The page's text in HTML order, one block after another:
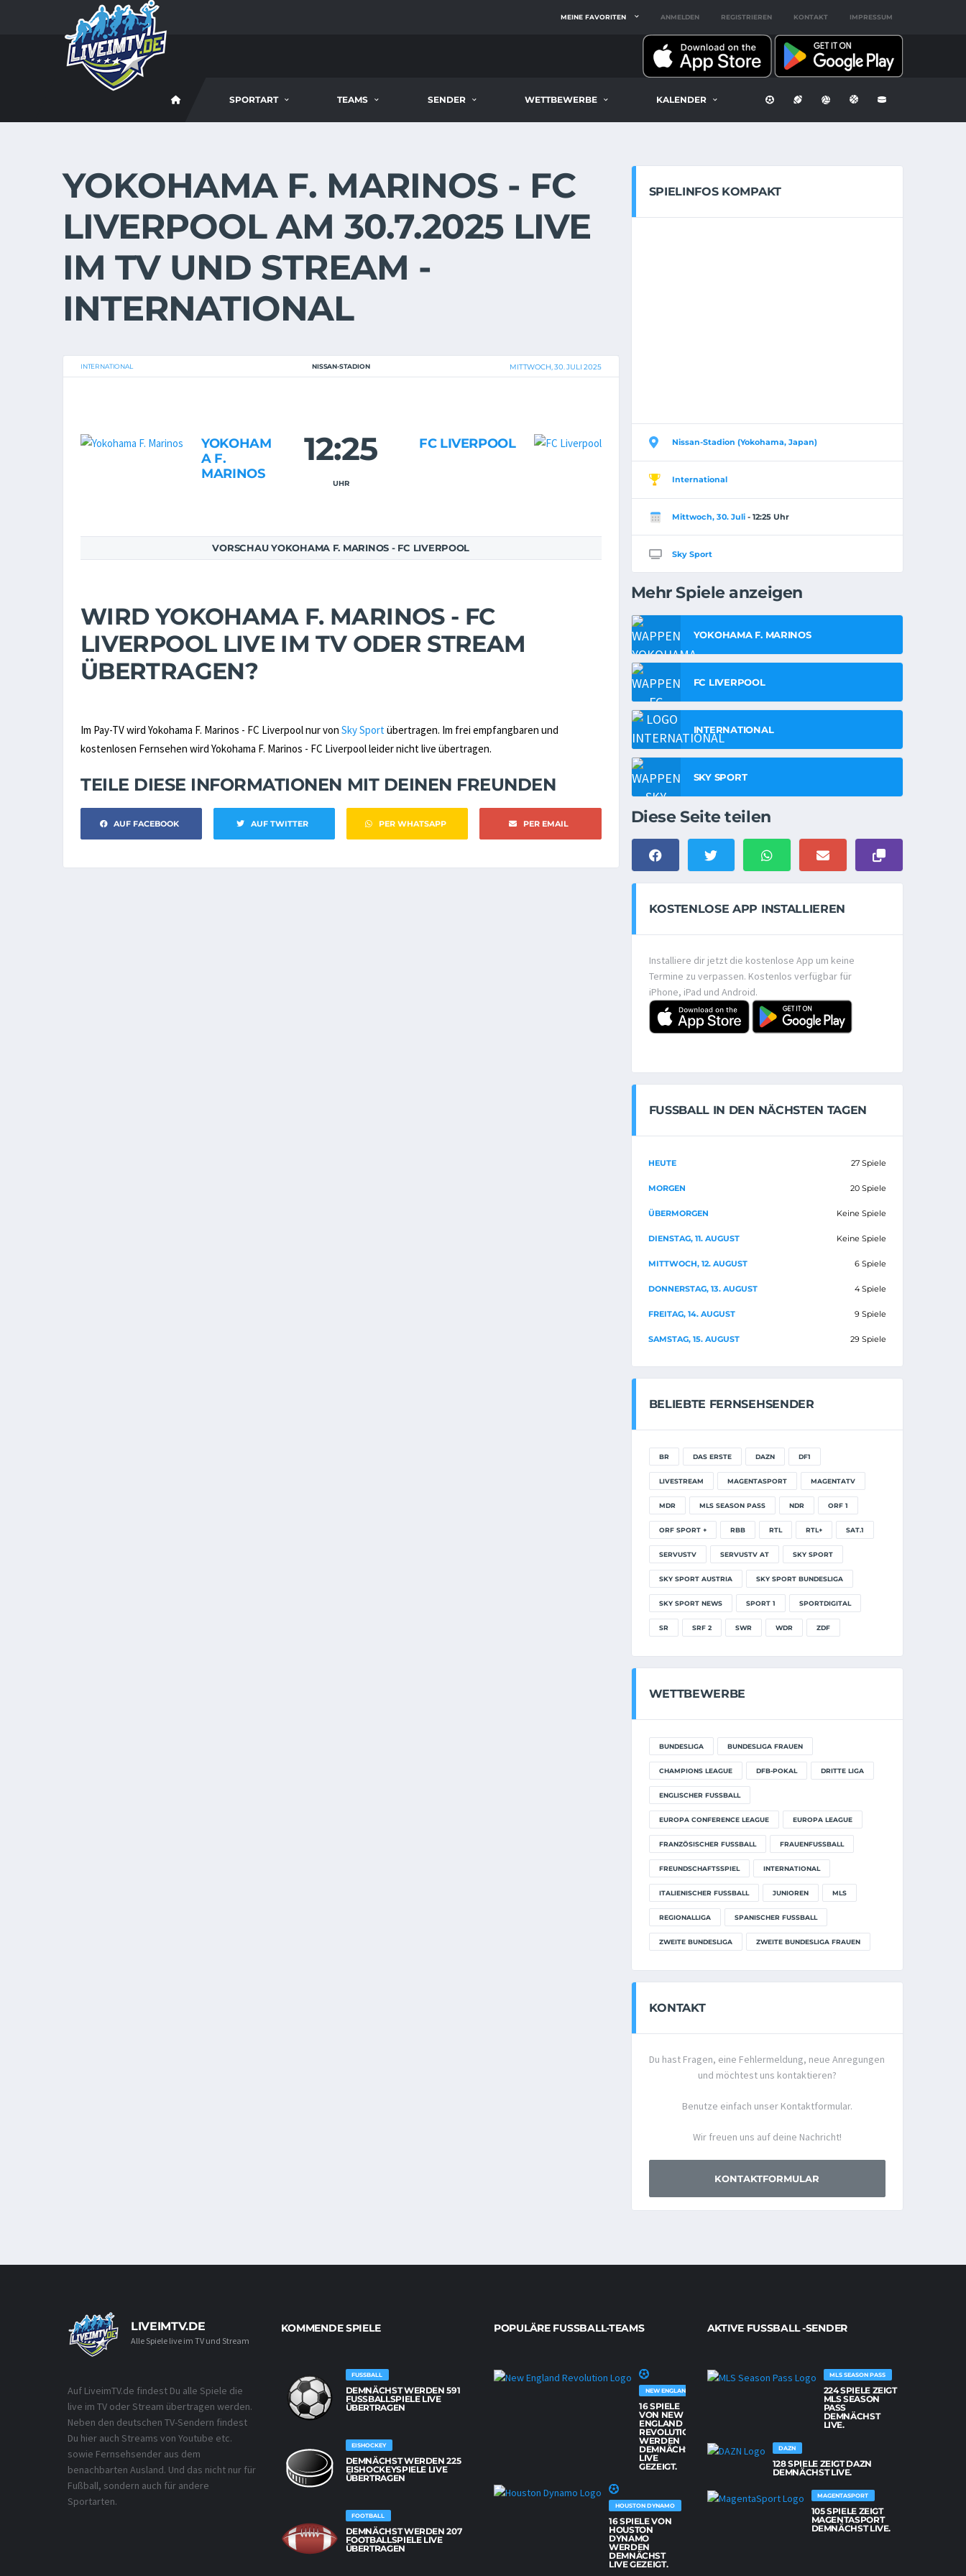
MEINE FAVORITEN ANMELDEN REGISTRIEREN KONTAKT IMPRESSUM
SPORTART TEAMS SENDER WETTBEWERBE KALENDER
YOKOHAMA F. MARINOS - FC
LIVERPOOL AM 30.7.2025 LIVE
IM TV UND STREAM -
INTERNATIONAL
INTERNATIONAL NISSAN-STADION MITTWOCH, 30. JULI 2025
YOKOHAM
A F.
MARINOS
12:25
UHR
FC LIVERPOOL
VORSCHAU YOKOHAMA F. MARINOS - FC LIVERPOOL
WIRD YOKOHAMA F. MARINOS - FC
LIVERPOOL LIVE IM TV ODER STREAM
ÜBERTRAGEN?
Im Pay-TV wird Yokohama F. Marinos - FC Liverpool nur von Sky Sportübertragen. Im frei empfangbaren und
kostenlosen Fernsehen wird Yokohama F. Marinos - FC Liverpool leider nicht live übertragen.
TEILE DIESE INFORMATIONEN MIT DEINEN FREUNDEN
AUF FACEBOOK AUF TWITTER PER WHATSAPP PER EMAIL
SPIELINFOS KOMPAKT
Nissan-Stadion (Yokohama, Japan)
International
Mittwoch, 30. Juli- 12:25 Uhr
Sky Sport
Mehr Spiele anzeigen
YOKOHAMA F. MARINOS
FC LIVERPOOL
INTERNATIONAL
SKY SPORT
Diese Seite teilen
KOSTENLOSE APP INSTALLIEREN
Installiere dir jetzt die kostenlose App um keine
Termine zu verpassen. Kostenlos verfügbar für
iPhone, iPad und Android.
FUSSBALL IN DEN NÄCHSTEN TAGEN
HEUTE 27 Spiele
MORGEN 20 Spiele
ÜBERMORGEN Keine Spiele
DIENSTAG, 11. AUGUST Keine Spiele
MITTWOCH, 12. AUGUST 6 Spiele
DONNERSTAG, 13. AUGUST 4 Spiele
FREITAG, 14. AUGUST 9 Spiele
SAMSTAG, 15. AUGUST 29 Spiele
BELIEBTE FERNSEHSENDER
BR DAS ERSTE DAZN DF1
LIVESTREAM MAGENTASPORT MAGENTATV
MDR MLS SEASON PASS NDR ORF 1
ORF SPORT + RBB RTL RTL+ SAT.1
SERVUSTV SERVUSTV AT SKY SPORT
SKY SPORT AUSTRIA SKY SPORT BUNDESLIGA
SKY SPORT NEWS SPORT 1 SPORTDIGITAL
SR SRF 2 SWR WDR ZDF
WETTBEWERBE
BUNDESLIGA BUNDESLIGA FRAUEN
CHAMPIONS LEAGUE DFB-POKAL DRITTE LIGA
ENGLISCHER FUSSBALL
EUROPA CONFERENCE LEAGUE EUROPA LEAGUE
FRANZÖSISCHER FUSSBALL FRAUENFUSSBALL
FREUNDSCHAFTSSPIEL INTERNATIONAL
ITALIENISCHER FUSSBALL JUNIOREN MLS
REGIONALLIGA SPANISCHER FUSSBALL
ZWEITE BUNDESLIGA ZWEITE BUNDESLIGA FRAUEN
KONTAKT
Du hast Fragen, eine Fehlermeldung, neue Anregungen
und möchtest uns kontaktieren?
Benutze einfach unser Kontaktformular.
Wir freuen uns auf deine Nachricht!
KONTAKTFORMULAR
LIVEIMTV.DE
Alle Spiele live im TV und Stream
Auf LiveimTV.de findest Du alle Spiele die
live im TV oder Stream übertragen werden.
Neben den deutschen TV-Sendern findest
Du hier auch Streams von Youtube etc.
sowie Fernsehsender aus dem
benachbarten Ausland. Und das nicht nur für
Fußball, sondern auch für andere
Sportarten.
KOMMENDE SPIELE
FUSSBALL
DEMNÄCHST WERDEN 591
FUSSBALLSPIELE LIVE Ü
BERTRAGEN
EISHOCKEY
DEMNÄCHST WERDEN 225
EISHOCKEYSPIELE LIVE
ÜBERTRAGEN
FOOTBALL
DEMNÄCHST WERDEN 207
FOOTBALLSPIELE LIVE
ÜBERTRAGEN
POPULÄRE FUSSBALL-TEAMS
NEW ENGLAND REVOLUTION
16 SPIELE
VON NEW
ENGLAND
REVOLUTION
WERDEN
DEMNÄCHST
LIVE
GEZEIGT.
HOUSTON DYNAMO
16 SPIELE VON
HOUSTON
DYNAMO
WERDEN
DEMNÄCHST
LIVE GEZEIGT.
AKTIVE FUSSBALL -SENDER
MLS SEASON PASS
224 SPIELE ZEIGT
MLS SEASON
PASS
DEMNÄCHST
LIVE.
DAZN
128 SPIELE ZEIGT DAZN
DEMNÄCHST LIVE.
MAGENTASPORT
105 SPIELE ZEIGT
MAGENTASPORT
DEMNÄCHST LIVE.